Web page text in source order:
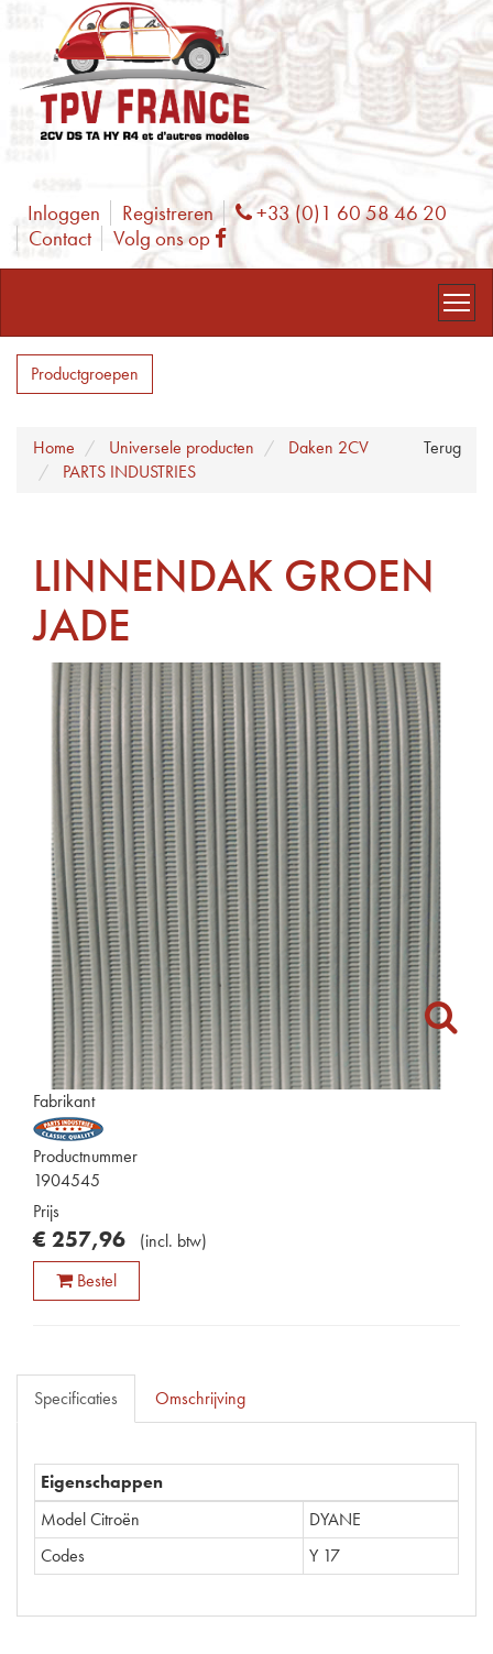
Inloggen Registreren Phone
+33 (0)1 60 58 46 20
Contact
Volg ons op Facebook
Productgroepen
Terug
Home Universele producten
Daken 2CV
PARTS INDUSTRIES
LINNENDAK GROEN
JADE
Fabrikant
Productnummer
1904545
Prijs
€ 257,96 (incl. btw)
Bestel
Specificaties Omschrijving
Eigenschappen
Model Citroën
DYANE
Codes
Y 17